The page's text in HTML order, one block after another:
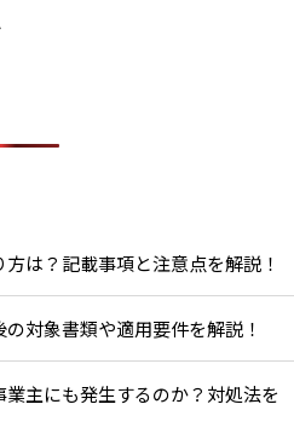
は？記載事項と注意点を解説！
対象書類や適用要件を解説！
主にも発生するのか？対処法を